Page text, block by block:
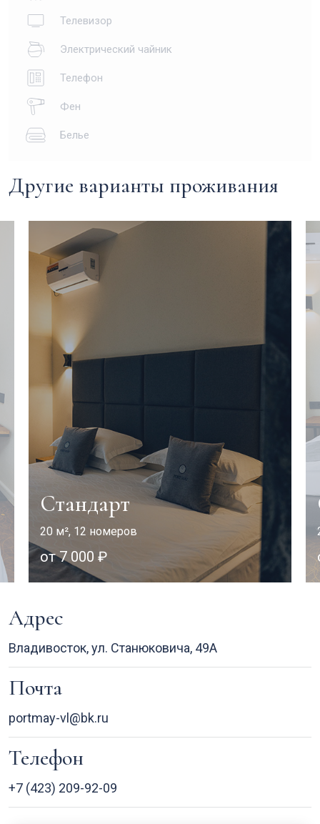
Телевизор
Электрический чайник
Телефон
Фен
Белье
Другие варианты проживания
Стандарт
20 м², 12 номеров
от 7 000 ₽
Адрес
Владивосток, ул. Станюковича, 49А
Почта
portmay-vl@bk.ru
Телефон
+7 (423) 209-92-09